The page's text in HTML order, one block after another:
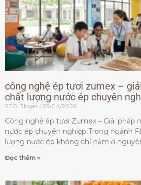
công nghệ ép tươi zumex –
chất lượng nước ép chuyên
SEO Bloger 25/04/2026
Công nghệ ép tươi Zumex – Giải pháp
nước ép chuyên nghiệp Trong ngành
lượng nước ép không chỉ nằm ở
Đọc thêm »